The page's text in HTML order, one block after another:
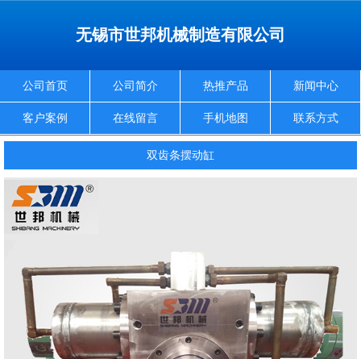
无锡市世邦机械制造有限公司
公司首页 公司简介 热推产品 新闻中心
客户案例 在线留言 手机地图 联系方式
双齿条摆动缸